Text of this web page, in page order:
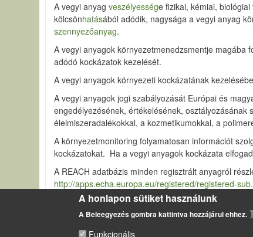
A vegyi anyagveszélyessége fizikai, kémiai,
kölcsönhatásából adódik, nagysága a vegyi anyag
szennyezőanyag.
A vegyi anyagok környezetmenedzsmentje magába
adódó kockázatok kezelését.
A vegyi anyagok környezeti kockázatának
A vegyi anyagok jogi szabályozását Európai és
engedélyezésének, értékelésének,
élelmiszeradalékokkal, a kozmetikumokkal, a
A környezetmonitoring folyamatosan információt
kockázatokat. Ha a vegyi anyagok kockázata
A REACH adatbázis minden regisztrált anyagról
http://apps.echa.europa.eu/registered/registered-
A honlapon sütiket használunk
A Beleegyezés gombra kattintva hozzájárul ehhez.
Funkcionális